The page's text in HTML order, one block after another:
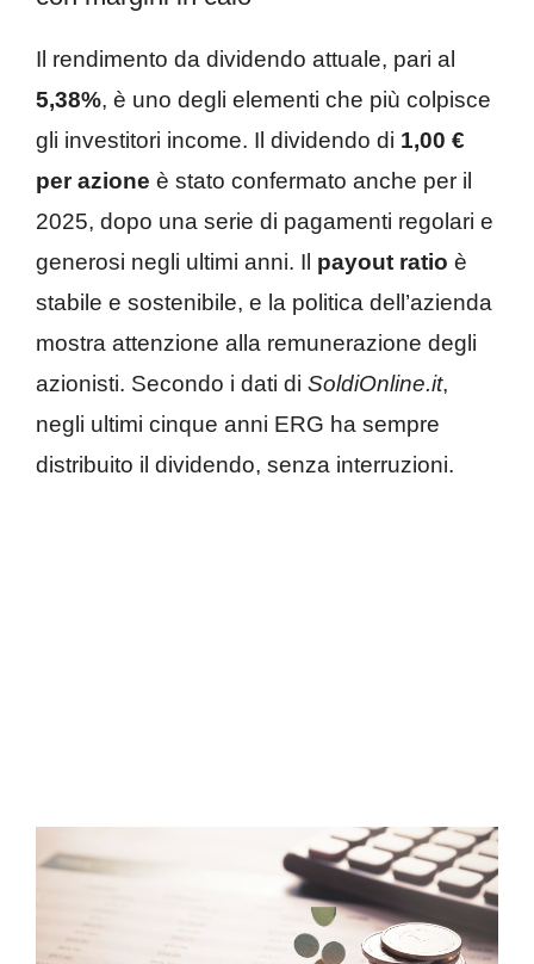
Il rendimento da dividendo attuale, pari al
5,38%, è uno degli elementi che più colpisce
gli investitori income. Il dividendo di 1,00 €
per azione è stato confermato anche per il
2025, dopo una serie di pagamenti regolari e
generosi negli ultimi anni. Il payout ratio è
stabile e sostenibile, e la politica dell’azienda
mostra attenzione alla remunerazione degli
azionisti. Secondo i dati di SoldiOnline.it,
negli ultimi cinque anni ERG ha sempre
distribuito il dividendo, senza interruzioni.